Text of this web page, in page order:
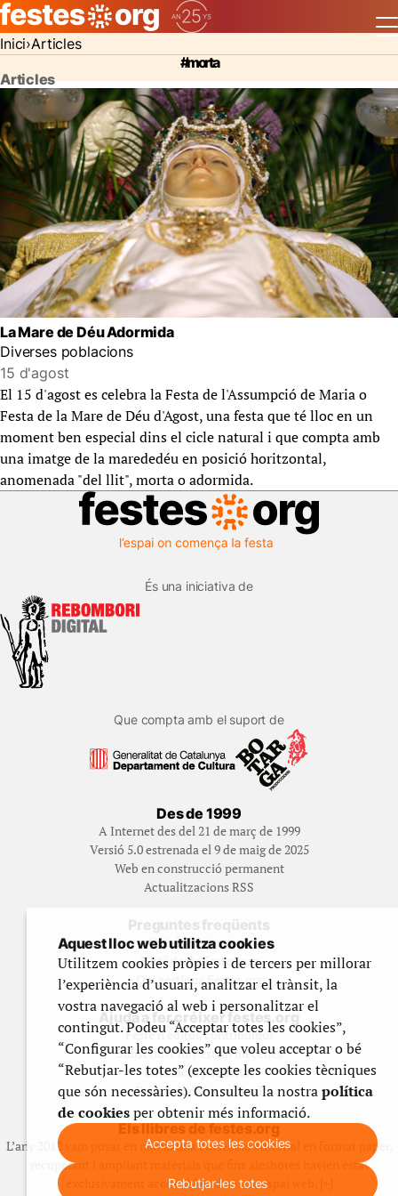
Inici Articles
#morta
Articles
La Mare de Déu Adormida
Diverses poblacions
15 d'agost
El 15 d'agost es celebra la Festa de l'Assumpció de Maria o
Festa de la Mare de Déu d'Agost, una festa que té lloc en un
moment ben especial dins el cicle natural i que compta amb
una imatge de la marededéu en posició horitzontal,
anomenada "del llit", morta o adormida.
És una iniciativa de
Que compta amb el suport de
Des de 1999
A Internet des del 21 de març de 1999
Versió 5.0 estrenada el 9 de maig de 2025
Web en construcció permanent
Actualitzacions RSS
Preguntes freqüents
Qué és Festes.org?
Història de Festes.org
Qui gestiona Festes.org
Ajuda a fer créixer festes.org
Feste’n editor/contribuidor
Subscriu-t’hi/Feste’n mecenes
Contracta publicitat
Fes un donatiu puntual
Els llibres de festes.org
L’any 2012 vam posar en marxa una col·lecció editorial en format paper,
recuperant i ampliant materials que fins aleshores havien estat
exclusivament accessibles al nostre espai web. [+]
Aquest lloc web utilitza cookies
Utilitzem cookies pròpies i de tercers per millorar
l’experiència d’usuari, analitzar el trànsit, la
vostra navegació al web i personalitzar el
contingut. Podeu “Acceptar totes les cookies”,
“Configurar les cookies” que voleu acceptar o bé
“Rebutjar-les totes” (excepte les cookies tècniques
que són necessàries). Consulteu la nostrapolítica
de cookiesper obtenir més informació.
Accepta totes les cookies
Rebutjar-les totes